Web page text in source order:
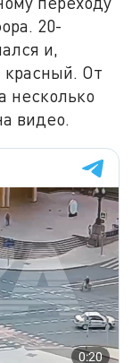
20-
и,
красный. От
несколько
видео.